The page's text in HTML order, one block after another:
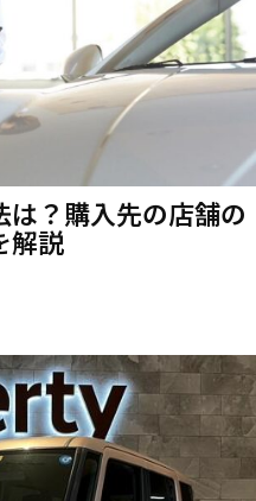
？購入先の店舗の
解説